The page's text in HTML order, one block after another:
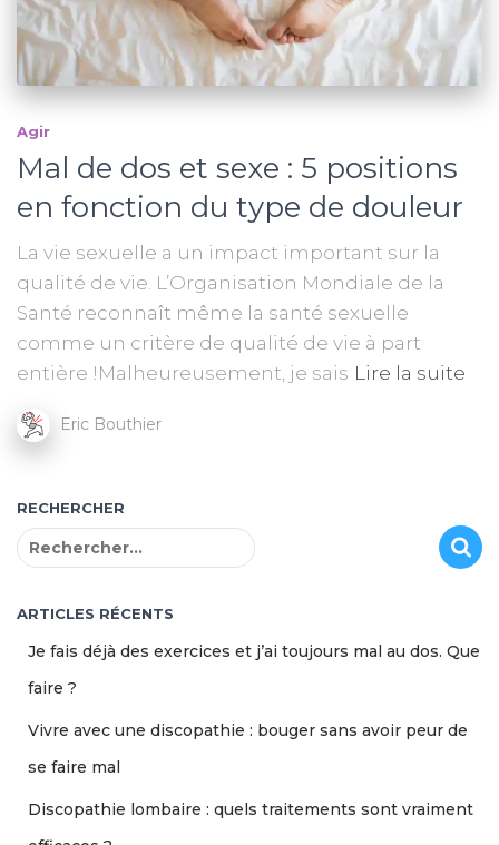
Agir
Mal de dos et sexe : 5 positions
en fonction du type de douleur
La vie sexuelle a un impact important sur la
qualité de vie. L’Organisation Mondiale de la
Santé reconnaît même la santé sexuelle
comme un critère de qualité de vie à part
entière !Malheureusement, je sais Lire la suite
Eric Bouthier
RECHERCHER
R
h
ARTICLES RÉCENTS
Je fais déjà des exercices et j’ai toujours mal au dos. Que
faire ?
Vivre avec une discopathie : bouger sans avoir peur de
se faire mal
Discopathie lombaire : quels traitements sont vraiment